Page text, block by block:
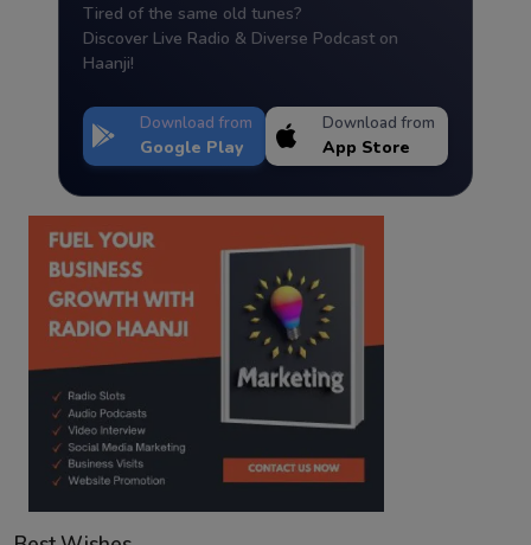
Tired of the same old tunes?
Discover Live Radio & Diverse Podcast on
Haanji!
Download from
Google Play
Download from
App Store